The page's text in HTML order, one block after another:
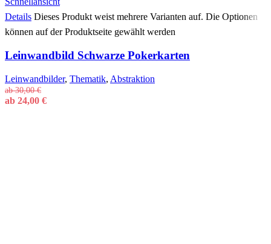
Details Dieses Produkt weist mehrere Varianten auf. Die Optionen
können auf der Produktseite gewählt werden
Leinwandbild Schwarze Pokerkarten
Leinwandbilder, Thematik, Abstraktion
ab30,00€
ab 24,00 €